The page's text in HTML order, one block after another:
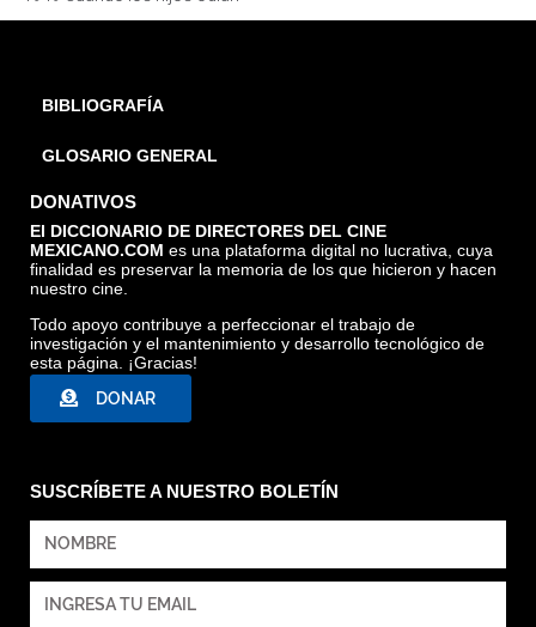
BIBLIOGRAFÍA
GLOSARIO GENERAL
DONATIVOS
El DICCIONARIO DE DIRECTORES DEL CINE
MEXICANO.COM es una plataforma digital no lucrativa, cuya
finalidad es preservar la memoria de los que hicieron y hacen
nuestro cine.
Todo apoyo contribuye a perfeccionar el trabajo de
investigación y el mantenimiento y desarrollo tecnológico de
esta página. ¡Gracias!
DONAR
SUSCRÍBETE A NUESTRO BOLETÍN